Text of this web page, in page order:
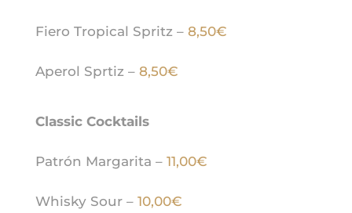
Fiero Tropical Spritz – 8,50€
Aperol Sprtiz – 8,50€
Classic Cocktails
Patrón Margarita – 11,00€
Whisky Sour – 10,00€